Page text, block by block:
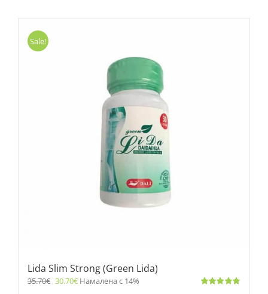
Sale!
Lida Slim Strong (Green Lida)
35.70€ 30.70€ Намалена с 14%